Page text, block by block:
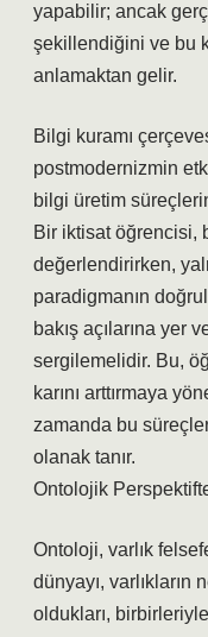
yapabilir; ancak
şekillendiğini ve bu
anlamaktan gelir.
Bilgi kuramı
postmodernizmin
bilgi üretim
Bir iktisat öğrencisi,
değerlendirirken,
paradigmanın
bakış açılarına yer
sergilemelidir. Bu,
karını arttırmaya
zamanda bu
olanak tanır.
Ontolojik
Ontoloji, varlık
dünyayı, varlıkların
oldukları,